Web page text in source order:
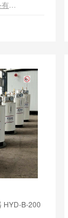
HYD-B-200